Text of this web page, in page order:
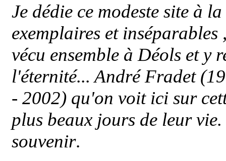
Je dédie ce modeste site à
exemplaires et
vécu ensemble à Déols et y
l'éternité... André Fradet
- 2002) qu'on voit ici sur
plus beaux jours de leur
souvenir.